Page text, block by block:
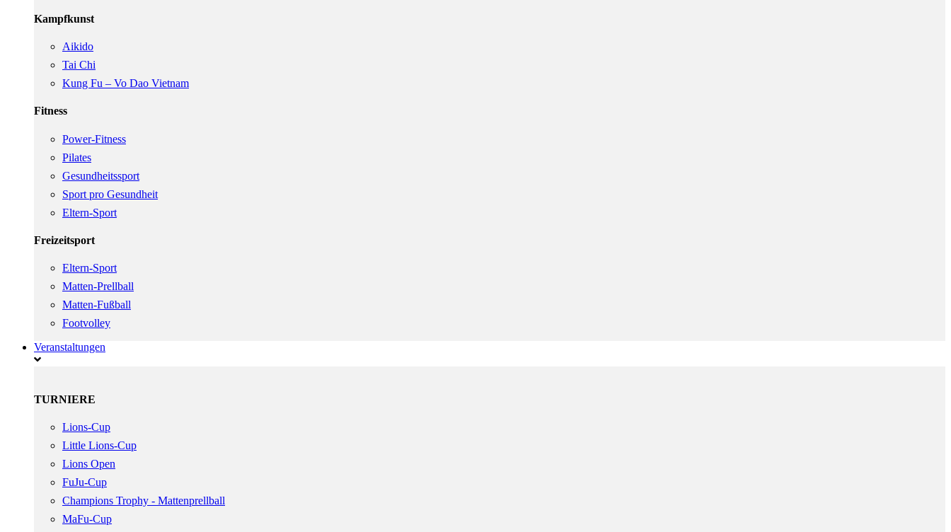
Kampfkunst
Aikido
Tai Chi
Kung Fu – Vo Dao Vietnam
Fitness
Power-Fitness
Pilates
Gesundheitssport
Sport pro Gesundheit
Eltern-Sport
Freizeitsport
Eltern-Sport
Matten-Prellball
Matten-Fußball
Footvolley
Veranstaltungen
TURNIERE
Lions-Cup
Little Lions-Cup
Lions Open
FuJu-Cup
Champions Trophy - Mattenprellball
MaFu-Cup